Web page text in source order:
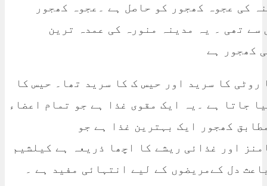
کی عجوہ کھجور کو حاصل ہے ۔عجوہ کھجور
تھی ۔ یہ مدینہ منورہ کی عمدہ ترین
کھجور ہے
کا سرید اور حیس ک کا سرید تھا۔ حیس کا
جاتا ہے ۔یہ ایک مقوی غذا ہے جو تمام اعضاء
کھجور ایک بہترین غذا ہے جو
اور غذائی ریشے کا اچھا ذریعہ ہے کیلشیم
دل کےمریضوں کے لیے انتہائی مفید ہے ۔